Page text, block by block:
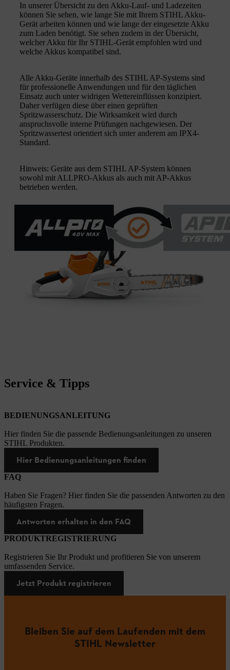
In unserer Übersicht zu den Akku-Lauf- und Ladezeiten
können Sie sehen, wie lange Sie mit Ihrem STIHL Akku-
Gerät arbeiten können und wie lange der eingesetzte Akku
zum Laden benötigt. Sie sehen zudem in der Übersicht,
welcher Akku für Ihr STIHL-Gerät empfohlen wird und
welche Akkus kompatibel sind.
Alle Akku-Geräte innerhalb des STIHL AP-Systems sind
für professionelle Anwendungen und für den täglichen
Einsatz auch unter widrigen Wettereinflüssen konzipiert.
Daher verfügen diese über einen geprüften
Spritzwasserschutz. Die Wirksamkeit wird durch
anspruchsvolle interne Prüfungen nachgewiesen. Der
Spritzwassertest orientiert sich unter anderem am IPX4-
Standard.
Hinweis: Geräte aus dem STIHL AP-System können
sowohl mit ALLPRO-Akkus als auch mit AP-Akkus
betrieben werden.
Service & Tipps
BEDIENUNGSANLEITUNG
Hier finden Sie die passende Bedienungsanleitungen zu unseren
STIHL Produkten.
Hier Bedienungsanleitungen finden
FAQ
Haben Sie Fragen? Hier finden Sie die passenden Antworten zu den
häufigsten Fragen.
Antworten erhalten in den FAQ
PRODUKTREGISTRIERUNG
Registrieren Sie Ihr Produkt und profitieren Sie von unserem
umfassenden Service.
Jetzt Produkt registrieren
Bleiben Sie auf dem Laufenden mit dem
STIHL Newsletter